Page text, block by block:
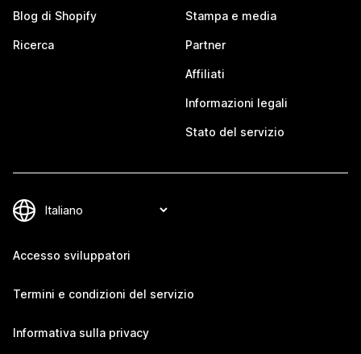
Blog di Shopify
Ricerca
Stampa e media
Partner
Affiliati
Informazioni legali
Stato del servizio
Accesso sviluppatori
Termini e condizioni del servizio
Informativa sulla privacy